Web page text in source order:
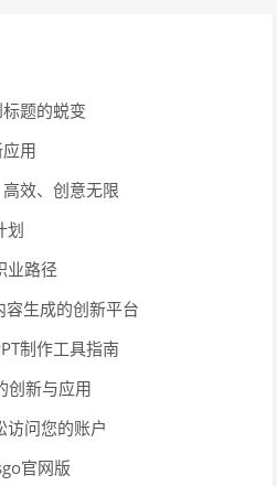
题的蜕变
用
效、创意无限
划
业路径
生成的创新平台
制作工具指南
创新与应用
访问您的账户
官网版